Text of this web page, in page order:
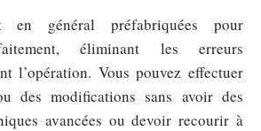
en général préfabriquées pour
éliminant les erreurs
l’opération. Vous pouvez effectuer
des modifications sans avoir des
avancées ou devoir recourir à